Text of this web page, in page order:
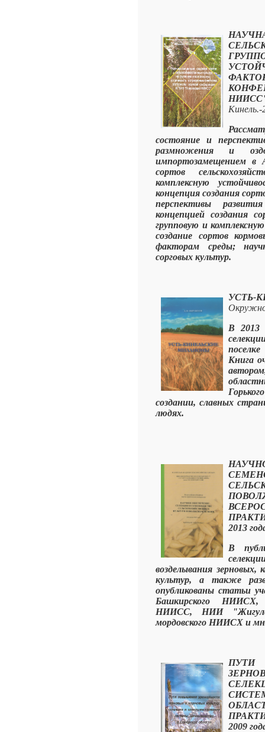
Кинель.-
состояние и
размножения и
импортозамещением в
сортов
комплексную
концепция создания
перспективы
концепцией создания
групповую и
создание сортов
факторам среды;
сорговых культур.
УСТЬ-
В 2013
Книга
создании, славных
людях.
2013
В
возделывания зерновых,
культур, а также
опубликованы статьи
Башкирского НИИСХ,
НИИСС, НИИ
мордовского НИИСХ и
ПУТИ
2009